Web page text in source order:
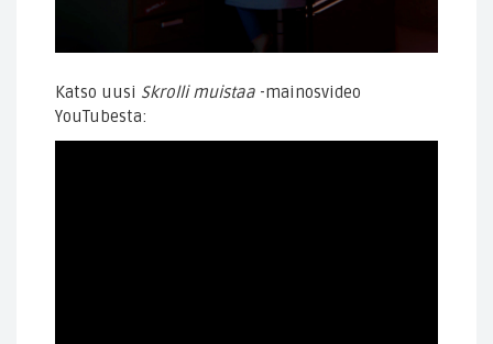
Katso uusi Skrolli muistaa -mainosvideo
YouTubesta: